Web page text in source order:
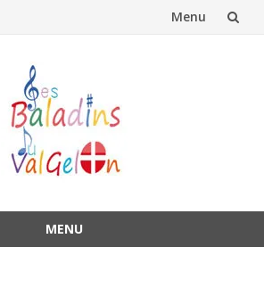
Menu
MENU